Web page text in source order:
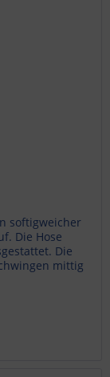
softigweicher
Die Hose
Die
mittig